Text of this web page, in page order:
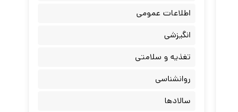
اطلاعات عمومی
انگیزشی
تغذیه و سلامتی
روانشناسی
سالادها